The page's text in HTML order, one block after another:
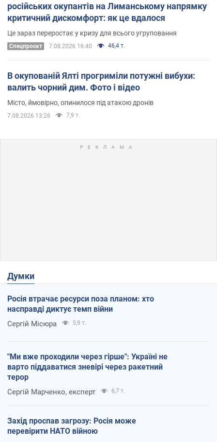
російських окупантів на Лиманському напрямку
критичний дискомфорт: як це вдалося
Це зараз переростає у кризу для всього угруповання
Cпецпроєкт 7.08.2026 16:40 46,4 т.
В окупованій Ялті прогриміли потужні вибухи:
валить чорний дим. Фото і відео
Місто, ймовірно, опинилося під атакою дронів
7.08.2026 13:26 7,9 т.
Думки
Росія втрачає ресурси поза планом: хто
насправді диктує темп війни
Сергій Місюра 5,9 т.
"Ми вже проходили через гірше": Україні не
варто піддаватися зневірі через ракетний
терор
Сергій Марченко, експерт 6,7 т.
Захід проспав загрозу: Росія може
перевірити НАТО війною